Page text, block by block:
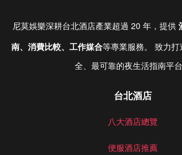
尼莫娛樂深耕台北酒店產業超過 20 年，提供
南、消費比較、工作媒合等專業服務。 致力
全、最可靠的夜生活指南平台
台北酒店
八大酒店總覽
便服酒店推薦